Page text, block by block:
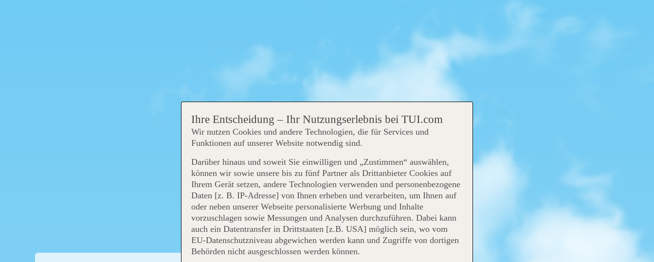
Ihre Entscheidung – Ihr Nutzungserlebnis bei TUI.com
Wir nutzen Cookies und andere Technologien, die für Services und
Funktionen auf unserer Website notwendig sind.
Darüber hinaus und soweit Sie einwilligen und „Zustimmen“ auswählen,
können wir sowie unsere bis zu fünf Partner als Drittanbieter Cookies auf
Ihrem Gerät setzen, andere Technologien verwenden und personenbezogene
Daten [z. B. IP-Adresse] von Ihnen erheben und verarbeiten, um Ihnen auf
oder neben unserer Webseite personalisierte Werbung und Inhalte
vorzuschlagen sowie Messungen und Analysen durchzuführen. Dabei kann
auch ein Datentransfer in Drittstaaten [z.B. USA] möglich sein, wo vom
EU-Datenschutzniveau abgewichen werden kann und Zugriffe von dortigen
Behörden nicht ausgeschlossen werden können.